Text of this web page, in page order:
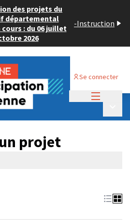
des projets du
départemental
cours : du 06 juillet
2026
-Instruction
Se connecter
2024
projet